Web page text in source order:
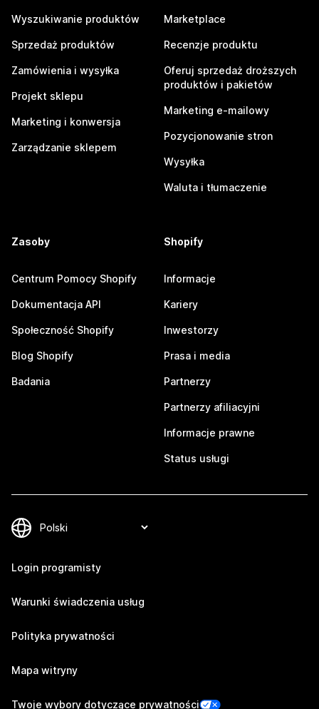
Wyszukiwanie produktów
Sprzedaż produktów
Zamówienia i wysyłka
Projekt sklepu
Marketing i konwersja
Zarządzanie sklepem
Marketplace
Recenzje produktu
Oferuj sprzedaż droższych
produktów i pakietów
Marketing e-mailowy
Pozycjonowanie stron
Wysyłka
Waluta i tłumaczenie
Zasoby
Centrum Pomocy Shopify
Dokumentacja API
Społeczność Shopify
Blog Shopify
Badania
Shopify
Informacje
Kariery
Inwestorzy
Prasa i media
Partnerzy
Partnerzy afiliacyjni
Informacje prawne
Status usługi
Login programisty
Warunki świadczenia usług
Polityka prywatności
Mapa witryny
Twoje wybory dotyczące prywatności